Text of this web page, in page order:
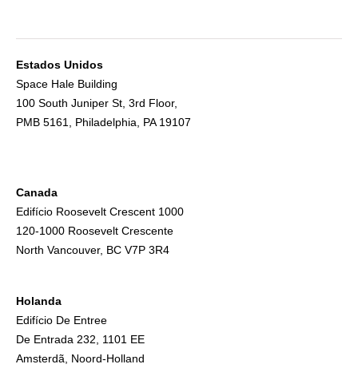
Estados Unidos
Space Hale Building
100 South Juniper St, 3rd Floor,
PMB 5161, Philadelphia, PA 19107
Canada
Edifício Roosevelt Crescent 1000
120-1000 Roosevelt Crescente
North Vancouver, BC V7P 3R4
Holanda
Edifício De Entree
De Entrada 232, 1101 EE
Amsterdã, Noord-Holland